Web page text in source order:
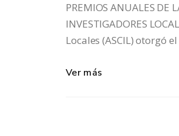
PREMIOS ANUALES DE
INVESTIGADORES
Locales (ASCIL) otorgó
Ver más